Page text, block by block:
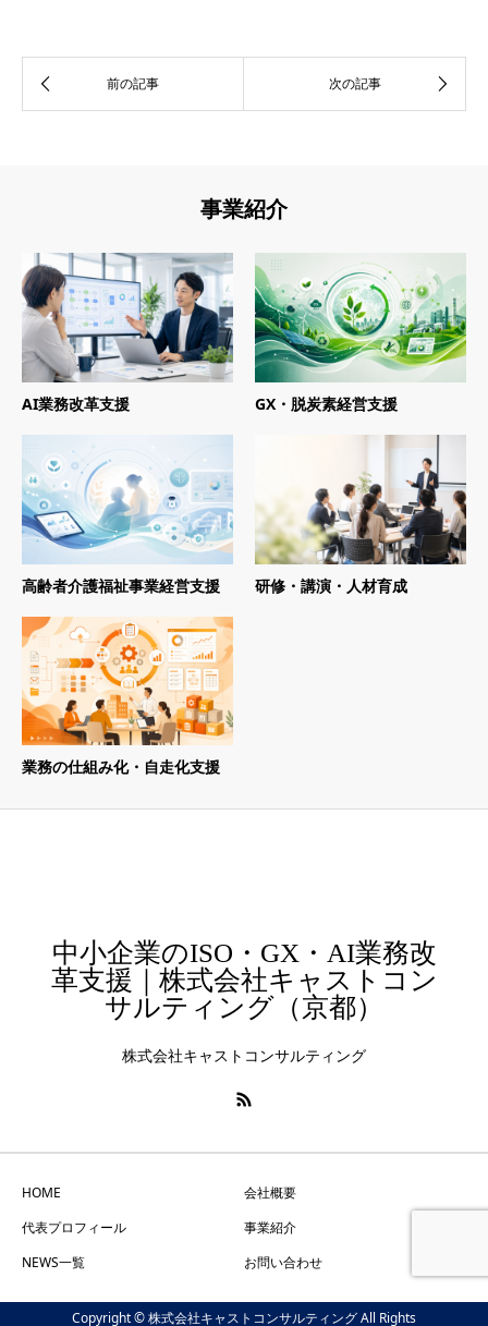
事業紹介
AI業務改革支援 GX・脱炭素経営支援
高齢者介護福祉事業経営支援 研修・講演・人材育成
業務の仕組み化・自走化支援
中小企業のISO・GX・AI業務改
革支援｜株式会社キャストコン
サルティング（京都）
株式会社キャストコンサルティング
HOME
会社概要
代表プロフィール
事業紹介
NEWS一覧
お問い合わせ
Copyright © 株式会社キャストコンサルティング All Rights